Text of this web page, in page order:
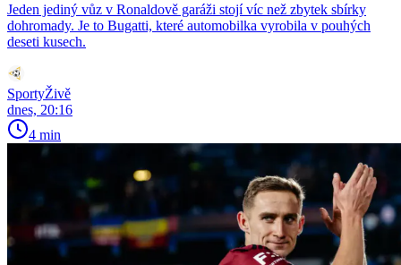
Jeden jediný vůz v Ronaldově garáži stojí víc než zbytek sbírky
dohromady. Je to Bugatti, které automobilka vyrobila v pouhých
deseti kusech.
SportyŽivě
dnes, 20:16
4 min